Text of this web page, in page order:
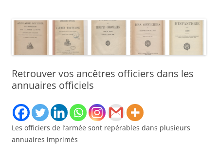
Retrouver vos ancêtres officiers dans les
annuaires officiels
Les officiers de l’armée sont repérables dans plusieurs
annuaires imprimés